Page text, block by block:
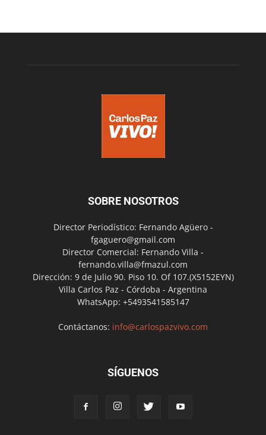
SOBRE NOSOTROS
Director Periodístico: Fernando Agüero -
fgaguero@gmail.com
Director Comercial: Fernando Villa -
fernando.villa@fmazul.com
Dirección: 9 de Julio 90. Piso 10. Of 107.(X5152EYN)
Villa Carlos Paz - Córdoba - Argentina
WhatsApp: +5493541585147
Contáctanos: info@carlospazvivo.com
SÍGUENOS